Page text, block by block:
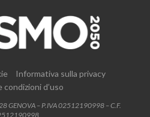
Informativa sulla privacy
condizioni d’uso
GENOVA – P.IVA 02512190998 – C.F.